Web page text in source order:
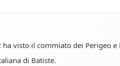
ha visto il commiato dei Perigeo
di Batiste.